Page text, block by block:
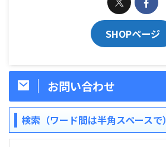
SHOPページ
お問い合わせ
検索（ワード間は半角スペースで）